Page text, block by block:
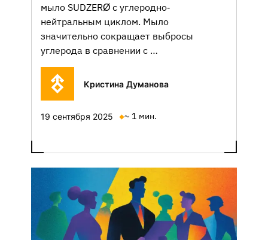
мыло SUDZERØ с углеродно-
нейтральным циклом. Мыло
значительно сокращает выбросы
углерода в сравнении с …
Кристина Думанова
19 сентября 2025 ~ 1 мин.